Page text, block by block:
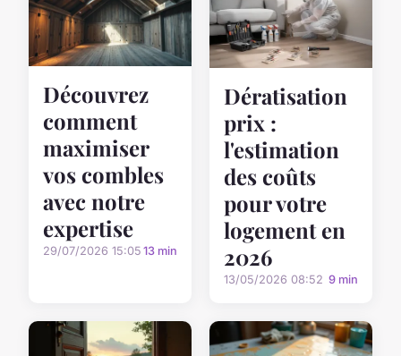
Découvrez
comment
maximiser
vos combles
avec notre
expertise
29/07/2026 15:05 13 min
Dératisation
prix :
l'estimation
des coûts
pour votre
logement en
2026
13/05/2026 08:52 9 min